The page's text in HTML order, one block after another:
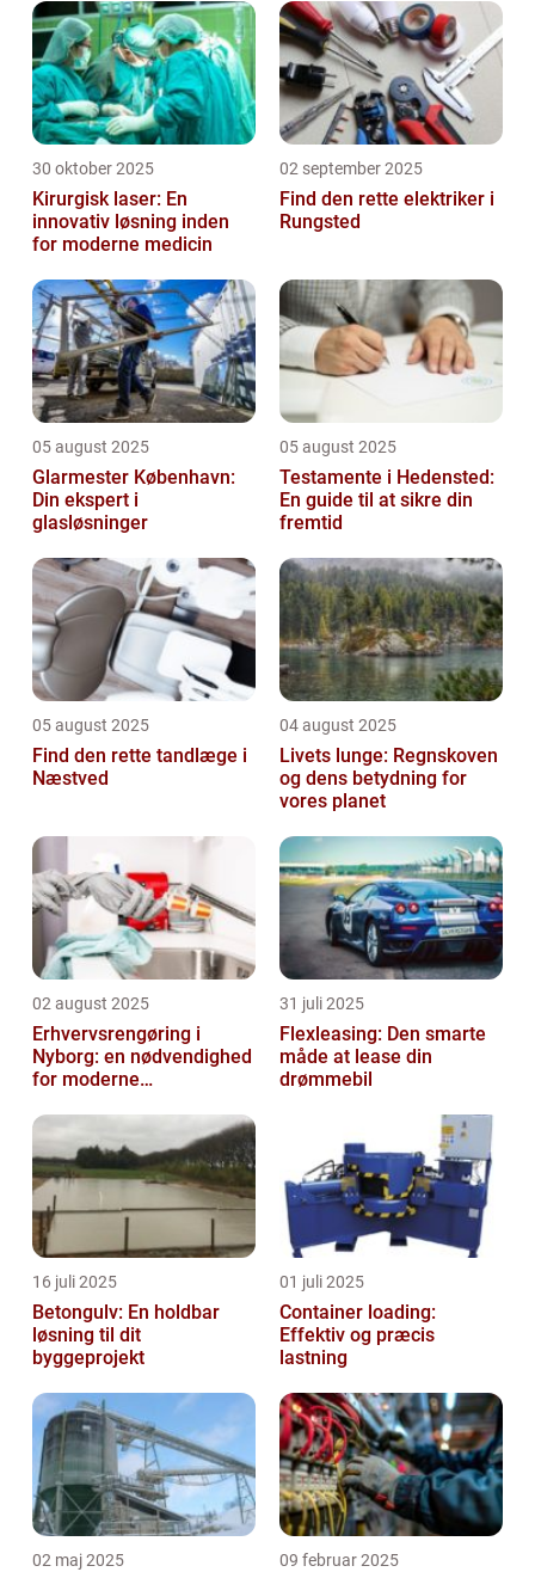
30 oktober 2025
Kirurgisk laser: En
innovativ løsning inden
for moderne medicin
02 september 2025
Find den rette elektriker i
Rungsted
05 august 2025
Glarmester København:
Din ekspert i
glasløsninger
05 august 2025
Testamente i Hedensted:
En guide til at sikre din
fremtid
05 august 2025
Find den rette tandlæge i
Næstved
04 august 2025
Livets lunge: Regnskoven
og dens betydning for
vores planet
02 august 2025
Erhvervsrengøring i
Nyborg: en nødvendighed
for moderne
31 juli 2025
Flexleasing: Den smarte
måde at lease din
drømmebil
16 juli 2025
Betongulv: En holdbar
løsning til dit
byggeprojekt
01 juli 2025
Container loading:
Effektiv og præcis
lastning
02 maj 2025 09 februar 2025